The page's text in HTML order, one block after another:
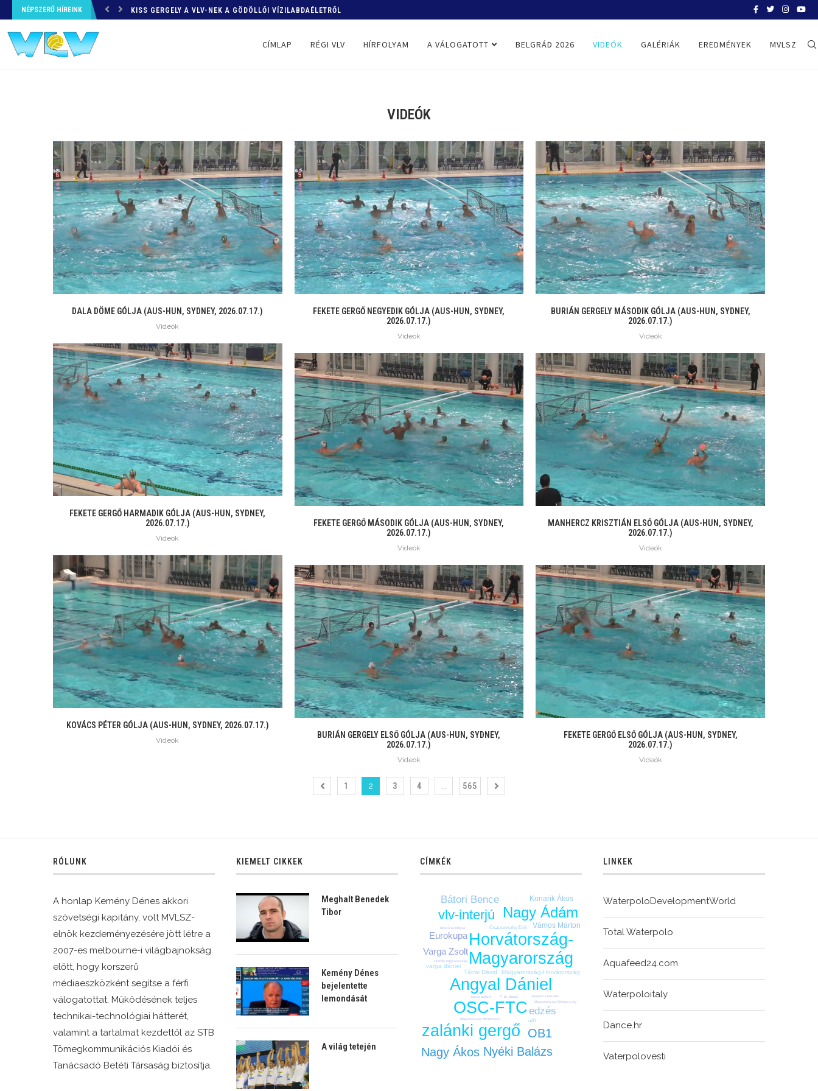
NÉPSZERŰ HÍREINK SYDNEY, FELKÉSZÜLÉSI TORNA – MAGYARORSZÁG-GÖRÖGORSZÁG 16:22 SYDNEY, FELKÉSZÜLÉSI TORNA –
CÍMLAP RÉGI VLV HÍRFOLYAM A VÁLOGATOTT BELGRÁD 2026 VIDEÓK GALÉRIÁK EREDMÉNYEK MVLSZ
VIDEÓK
DALA DÖME GÓLJA (AUS-HUN, SYDNEY, 2026.07.17.)
Videók
FEKETE GERGŐ NEGYEDIK GÓLJA (AUS-HUN, SYDNEY,
2026.07.17.)
Videók
BURIÁN GERGELY MÁSODIK GÓLJA (AUS-HUN, SYDNEY,
2026.07.17.)
Videók
FEKETE GERGŐ HARMADIK GÓLJA (AUS-HUN, SYDNEY,
2026.07.17.)
Videók
FEKETE GERGŐ MÁSODIK GÓLJA (AUS-HUN, SYDNEY,
2026.07.17.)
Videók
MANHERCZ KRISZTIÁN ELSŐ GÓLJA (AUS-HUN, SYDNEY,
2026.07.17.)
Videók
KOVÁCS PÉTER GÓLJA (AUS-HUN, SYDNEY, 2026.07.17.)
Videók
BURIÁN GERGELY ELSŐ GÓLJA (AUS-HUN, SYDNEY,
2026.07.17.)
Videók
FEKETE GERGŐ ELSŐ GÓLJA (AUS-HUN, SYDNEY,
2026.07.17.)
Videók
1 2 3 4 … 565
RÓLUNK
A honlap Kemény Dénes akkori
szövetségi kapitány, volt MVLSZ-
elnök kezdeményezésére jött létre a
2007-es melbourne-i világbajnokság
előtt, hogy korszerű
médiaeszközként segítse a férfi
válogatottat. Működésének teljes
technikai-technológiai hátterét,
valamint a tartalmat kezdettől az STB
Tömegkommunikációs Kiadói és
Tanácsadó Betéti Társaság biztosítja.
KIEMELT CIKKEK
Meghalt Benedek
Tibor
Kemény Dénes
bejelentette
lemondását
A világ tetején
CÍMKÉK
Angyal Dániel
Horvátország-
Magyarország
OSC-FTC
zalánki gergő
Nagy Ádám
vlv-interjú
Nagy Ákos Nyéki Balázs
OB1
Bátori Bence
edzés
Eurokupa
Varga Zsolt
Konarik Ákos
Vámos Márton
Magyarország-Horvátország
Tátrai Dávid
varga dániel
Csacsovszky Erik
u20
bl BL-főtábla
Jansik Szilárd
Magyarország-Görögország
Magyarország-Montenegró
Manhercz Krisztián
Mészáros Mátyás
szerbia-magyarország
LINKEK
WaterpoloDevelopmentWorld
Total Waterpolo
Aquafeed24.com
Waterpoloitaly
Dance.hr
Vaterpolovesti